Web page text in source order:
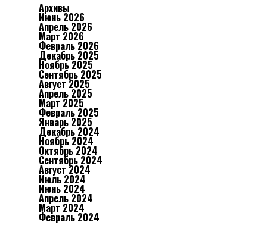
Архивы
Июнь 2026
Апрель 2026
Март 2026
Февраль 2026
Декабрь 2025
Ноябрь 2025
Сентябрь 2025
Август 2025
Апрель 2025
Март 2025
Февраль 2025
Январь 2025
Декабрь 2024
Ноябрь 2024
Октябрь 2024
Сентябрь 2024
Август 2024
Июль 2024
Июнь 2024
Апрель 2024
Март 2024
Февраль 2024